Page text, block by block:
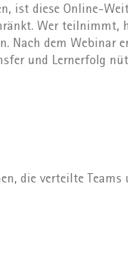
ist diese Online-
Wer teilnimmt,
Nach dem Webinar
und Lernerfolg
die verteilte Teams